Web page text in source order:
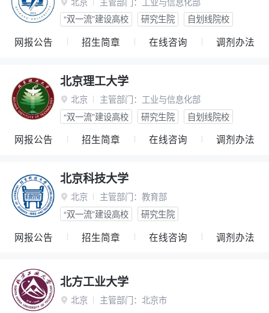

“双一流”建设高校
研究生院 自划线院校
网报公告 招生简章 在线咨询 调剂办法
北京理工大学
 北京 主管部门： 工业与信息化部
“双一流”建设高校
研究生院 自划线院校
网报公告 招生简章 在线咨询 调剂办法
北京科技大学
 北京 主管部门： 教育部
“双一流”建设高校
研究生院
网报公告 招生简章 在线咨询 调剂办法
北方工业大学
 北京 主管部门： 北京市